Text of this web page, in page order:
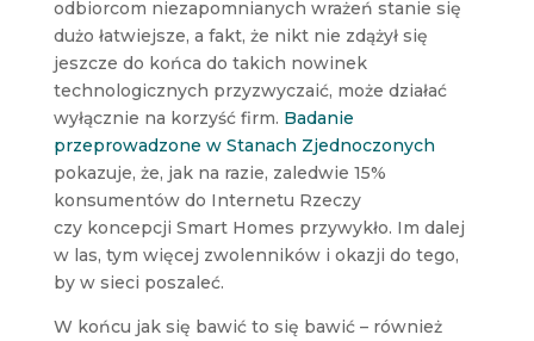
odbiorcom niezapomnianych wrażeń stanie się
dużo łatwiejsze, a fakt, że nikt nie zdążył się
jeszcze do końca do takich nowinek
technologicznych przyzwyczaić, może działać
wyłącznie na korzyść firm. Badanie
przeprowadzone w Stanach Zjednoczonych
pokazuje, że, jak na razie, zaledwie 15%
konsumentów do Internetu Rzeczy
czy koncepcji Smart Homes przywykło. Im dalej
w las, tym więcej zwolenników i okazji do tego,
by w sieci poszaleć.
W końcu jak się bawić to się bawić – również